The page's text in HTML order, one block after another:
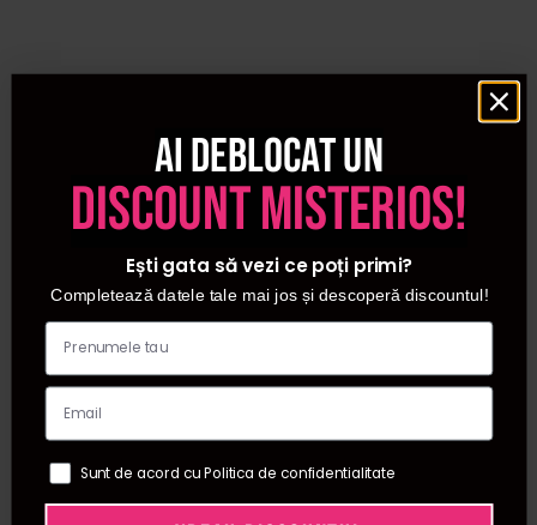
Ai deblocat un
discount misterios!
Ești gata să vezi ce poți primi?
Completează datele tale mai jos și descoperă discountul!
Sunt de acord cu Politica de confidentialitate